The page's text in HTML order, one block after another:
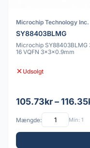
Microchip Technology Inc.
SY88403BLMG
Microchip SY88403BLMG
16 VQFN 3x3x0.9mm
Udsolgt
105.73kr –
Mængde: Min: 1